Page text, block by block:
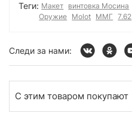
Теги: Макет винтовка Мосина
Оружие Molot ММГ 7.62
Следи за нами:
С этим товаром покупают